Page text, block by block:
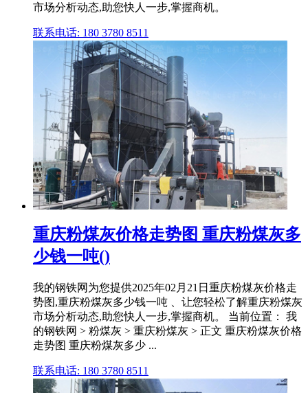
市场分析动态,助您快人一步,掌握商机。
联系电话: 180 3780 8511
重庆粉煤灰价格走势图 重庆粉煤灰多
少钱一吨()
我的钢铁网为您提供2025年02月21日重庆粉煤灰价格走
势图,重庆粉煤灰多少钱一吨 、让您轻松了解重庆粉煤灰
市场分析动态,助您快人一步,掌握商机。 当前位置： 我
的钢铁网 > 粉煤灰 > 重庆粉煤灰 > 正文 重庆粉煤灰价格
走势图 重庆粉煤灰多少 ...
联系电话: 180 3780 8511